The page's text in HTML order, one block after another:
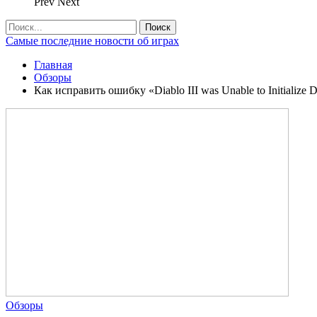
Самые последние новости об играх
Главная
Обзоры
Как исправить ошибку «Diablo III was Unable to Initialize
Обзоры